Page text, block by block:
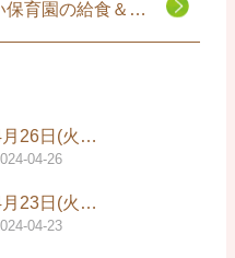
園の給食＆おやつ
26日(火…
04-26
23日(火…
04-23